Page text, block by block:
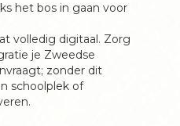
het bos in gaan voor
volledig digitaal. Zorg
je Zweedse
zonder dit
schoolplek of